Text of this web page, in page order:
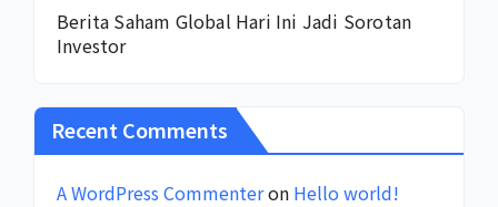
Berita Saham Global Hari Ini Jadi Sorotan
Investor
Recent Comments
A WordPress Commenteron Hello world!